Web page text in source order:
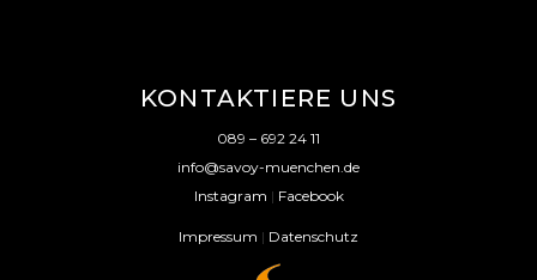
KONTAKTIERE UNS
089 – 692 24 11
info@savoy-muenchen.de
Instagram | Facebook
Impressum | Datenschutz